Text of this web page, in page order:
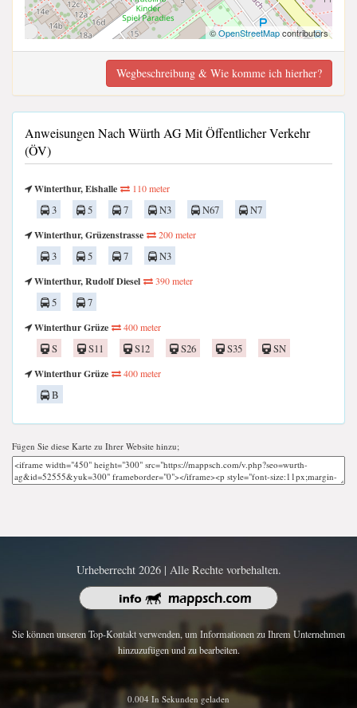
©OpenStreetMapcontributors
Wegbeschreibung & Wie komme ich hierher?
Anweisungen Nach Würth AG Mit Öffentlicher Verkehr
(ÖV)
Winterthur, Eishalle 110 meter
3 5 7 N3 N67
N7
Winterthur, Grüzenstrasse
200 meter
3 5 7
N3
Winterthur, Rudolf Diesel
390 meter
5
7
Winterthur Grüze
400 meter
S S11 S12 S26 S35
SN
Winterthur Grüze
400 meter
B
Fügen Sie diese Karte zu Ihrer Website hinzu;
Urheberrecht 2026 | Alle Rechte vorbehalten.
Sie können unseren Top-Kontakt verwenden, um Informationen zu Ihrem Unternehmen
hinzuzufügen und zu bearbeiten.
0.004 In Sekunden geladen